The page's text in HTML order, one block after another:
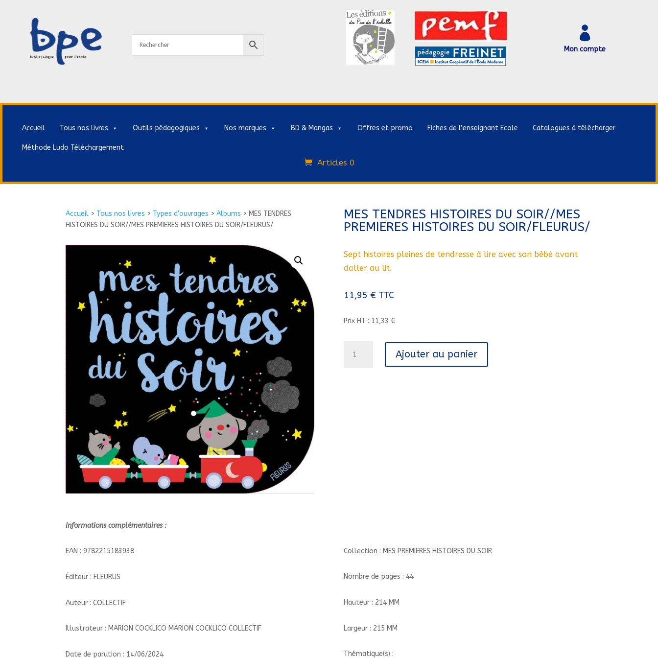

Mon compte
Accueil Tous nos livres Outils pédagogiques Nos marques BD & Mangas Offres et promo Fiches de l’enseignant Ecole Catalogues à télécharger
Méthode Ludo Téléchargement
Articles 0
Accueil > Tous nos livres > Types d'ouvrages >Albums > MES TENDRES
HISTOIRES DU SOIR//MES PREMIERES HISTOIRES DU SOIR/FLEURUS/
MES TENDRES HISTOIRES DU SOIR//MES
PREMIERES HISTOIRES DU SOIR/FLEURUS/
Sept histoires pleines de tendresse à lire avec son bébé avant
daller au lit.
11,95 € TTC
Prix HT : 11,33 €
Ajouter au panier
Informations complémentaires :
EAN : 9782215183938
Éditeur : FLEURUS
Auteur : COLLECTIF
Illustrateur : MARION COCKLICO MARION COCKLICO COLLECTIF
Date de parution : 14/06/2024
Collection : MES PREMIERES HISTOIRES DU SOIR
Nombre de pages : 44
Hauteur : 214 MM
Largeur : 215 MM
Thématique(s) :